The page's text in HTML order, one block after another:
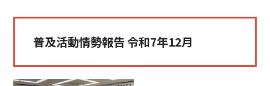
普及活動情勢報告 令和7年12月